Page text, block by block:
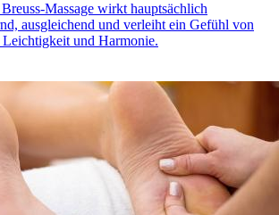
Massage wirkt hauptsächlich
ausgleichend und verleiht ein Gefühl von
Leichtigkeit und Harmonie.